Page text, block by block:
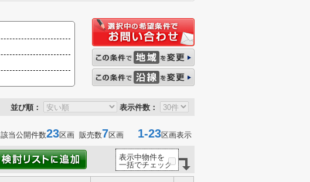
並び順： 表示件数：
該当公開件数23区画 販売数7区画 1-23区画表示
表示中物件を
一括でチェック